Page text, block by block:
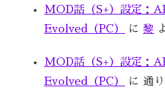
MOD話（S+）設定：
Evolved（PC）
に 黎
MOD話（S+）設定：
Evolved（PC）
に 通